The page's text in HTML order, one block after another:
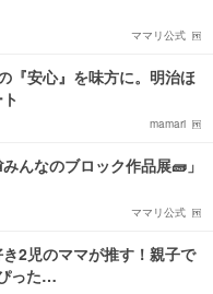
ママリ公式
『安心』を味方に。明治ほ
mamari
んなのブロック作品展🧱」
ママリ公式
き2児のママが推す！親子で
った…